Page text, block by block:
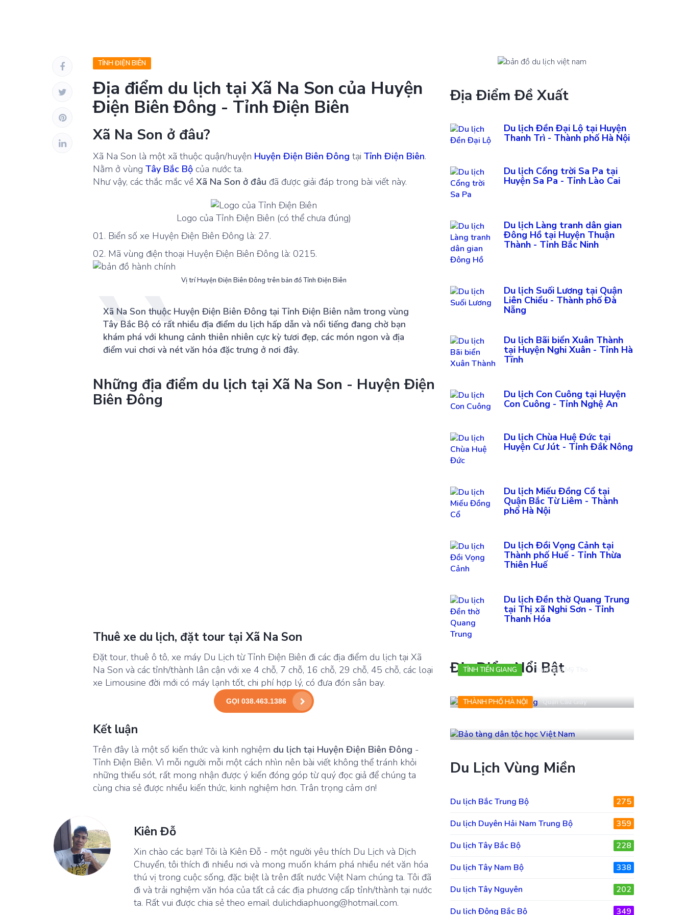
TỈNH ĐIỆN BIÊN
Địa điểm du lịch tại Xã Na Son của Huyện
Điện Biên Đông - Tỉnh Điện Biên
Xã Na Son ở đâu?
Xã Na Son là một xã thuộc quận/huyện Huyện Điện Biên Đông tại Tỉnh Điện Biên.
Nằm ở vùng Tây Bắc Bộ của nước ta.
Như vậy, các thắc mắc về Xã Na Son ở đâu đã được giải đáp trong bài viết này.
Logo của Tỉnh Điện Biên (có thể chưa đúng)
Biển số xe Huyện Điện Biên Đông là: 27.
Mã vùng điện thoại Huyện Điện Biên Đông là: 0215.
Vị trí Huyện Điện Biên Đông trên bản đồ Tỉnh Điện Biên
Xã Na Son thuộc Huyện Điện Biên Đông tại Tỉnh Điện Biên nằm trong vùng
Tây Bắc Bộ có rất nhiều địa điểm du lịch hấp dẫn và nổi tiếng đang chờ bạn
khám phá với khung cảnh thiên nhiên cực kỳ tươi đẹp, các món ngon và địa
điểm vui chơi và nét văn hóa đặc trưng ở nơi đây.
Những địa điểm du lịch tại Xã Na Son - Huyện Điện
Biên Đông
Thuê xe du lịch, đặt tour tại Xã Na Son
Đặt tour, thuê ô tô, xe máy Du Lịch từ Tỉnh Điện Biên đi các địa điểm du lịch tại Xã
Na Son và các tỉnh/thành lân cận với xe 4 chỗ, 7 chỗ, 16 chỗ, 29 chỗ, 45 chỗ, các loại
xe Limousine đời mới có máy lạnh tốt, chi phí hợp lý, có đưa đón sân bay.
GỌI 038.463.1386
Kết luận
Trên đây là một số kiến thức và kinh nghiệm du lịch tại Huyện Điện Biên Đông -
Tỉnh Điện Biên. Vì mỗi người mỗi một cách nhìn nên bài viết không thể tránh khỏi
những thiếu sót, rất mong nhận được ý kiến đóng góp từ quý đọc giả để chúng ta
cùng chia sẻ được nhiều kiến thức, kinh nghiệm hơn. Trân trọng cảm ơn!
Kiên Đỗ
Xin chào các bạn! Tôi là Kiên Đỗ - một người yêu thích Du Lịch và Dịch
Chuyển, tôi thích đi nhiều nơi và mong muốn khám phá nhiều nét văn hóa
thú vị trong cuộc sống, đặc biệt là trên đất nước Việt Nam chúng ta. Tôi đã
đi và trải nghiệm văn hóa của tất cả các địa phương cấp tỉnh/thành tại nước
ta. Rất vui được chia sẻ theo email dulichdiaphuong@hotmail.com.
Địa Điểm Đề Xuất
Du lịch Đền Đại Lộ tại Huyện
Thanh Trì - Thành phố Hà Nội
Du lịch Cổng trời Sa Pa tại
Huyện Sa Pa - Tỉnh Lào Cai
Du lịch Làng tranh dân gian
Đông Hồ tại Huyện Thuận
Thành - Tỉnh Bắc Ninh
Du lịch Suối Lương tại Quận
Liên Chiểu - Thành phố Đà
Nẵng
Du lịch Bãi biển Xuân Thành
tại Huyện Nghi Xuân - Tỉnh Hà
Tĩnh
Du lịch Con Cuông tại Huyện
Con Cuông - Tỉnh Nghệ An
Du lịch Chùa Huệ Đức tại
Huyện Cư Jút - Tỉnh Đắk Nông
Du lịch Miếu Đồng Cổ tại
Quận Bắc Từ Liêm - Thành
phố Hà Nội
Du lịch Đồi Vọng Cảnh tại
Thành phố Huế - Tỉnh Thừa
Thiên Huế
Du lịch Đền thờ Quang Trung
tại Thị xã Nghi Sơn - Tỉnh
Thanh Hóa
Địa Điểm Nổi Bật
TỈNH TIỀN GIANG Thành phố Mỹ Tho
THÀNH PHỐ HÀ NỘI Quận Cầu Giấy
Du Lịch Vùng Miền
Du lịch Bắc Trung Bộ
275
Du lịch Duyên Hải Nam Trung Bộ
359
Du lịch Tây Bắc Bộ
228
Du lịch Tây Nam Bộ
338
Du lịch Tây Nguyên
202
Du lịch Đông Bắc Bộ
349